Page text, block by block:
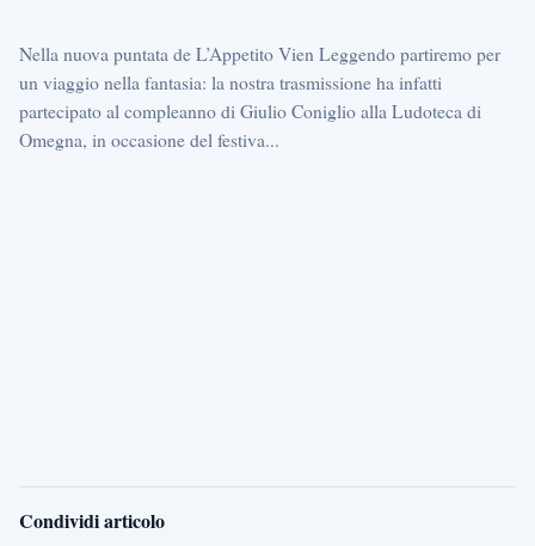
Nella nuova puntata de L’Appetito Vien Leggendo partiremo per
un viaggio nella fantasia: la nostra trasmissione ha infatti
partecipato al compleanno di Giulio Coniglio alla Ludoteca di
Omegna, in occasione del festiva...
Condividi articolo